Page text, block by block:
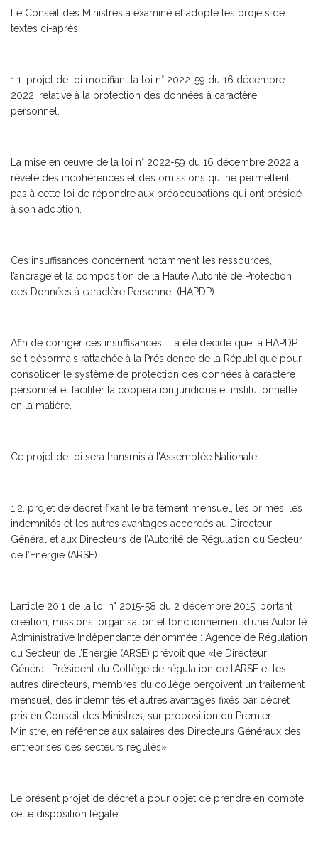
Le Conseil des Ministres a examiné et adopté les projets de
textes ci-après :
1.1. projet de loi modifiant la loi n° 2022-59 du 16 décembre
2022, relative à la protection des données à caractère
personnel.
La mise en œuvre de la loi n° 2022-59 du 16 décembre 2022 a
révélé des incohérences et des omissions qui ne permettent
pas à cette loi de répondre aux préoccupations qui ont présidé
à son adoption.
Ces insuffisances concernent notamment les ressources,
l’ancrage et la composition de la Haute Autorité de Protection
des Données à caractère Personnel (HAPDP).
Afin de corriger ces insuffisances, il a été décidé que la HAPDP
soit désormais rattachée à la Présidence de la République pour
consolider le système de protection des données à caractère
personnel et faciliter la coopération juridique et institutionnelle
en la matière.
Ce projet de loi sera transmis à l’Assemblée Nationale.
1.2. projet de décret fixant le traitement mensuel, les primes, les
indemnités et les autres avantages accordés au Directeur
Général et aux Directeurs de l’Autorité de Régulation du Secteur
de l’Energie (ARSE).
L’article 20.1 de la loi n° 2015-58 du 2 décembre 2015, portant
création, missions, organisation et fonctionnement d’une Autorité
Administrative Indépendante dénommée : Agence de Régulation
du Secteur de l’Energie (ARSE) prévoit que «le Directeur
Général, Président du Collège de régulation de l’ARSE et les
autres directeurs, membres du collège perçoivent un traitement
mensuel, des indemnités et autres avantages fixés par décret
pris en Conseil des Ministres, sur proposition du Premier
Ministre, en référence aux salaires des Directeurs Généraux des
entreprises des secteurs régulés».
Le présent projet de décret a pour objet de prendre en compte
cette disposition légale.